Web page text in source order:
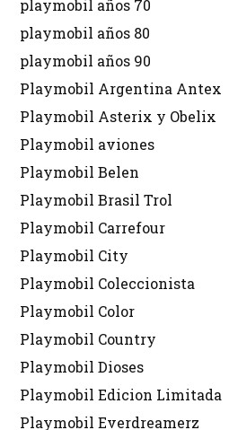
playmobil años 70
playmobil años 80
playmobil años 90
Playmobil Argentina Antex
Playmobil Asterix y Obelix
Playmobil aviones
Playmobil Belen
Playmobil Brasil Trol
Playmobil Carrefour
Playmobil City
Playmobil Coleccionista
Playmobil Color
Playmobil Country
Playmobil Dioses
Playmobil Edicion Limitada
Playmobil Everdreamerz